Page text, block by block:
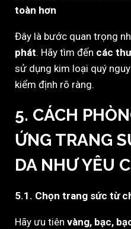
toàn hơn
Đây là bước quan trọng
phát. Hãy tìm đến các
sử dụng kim loại quý
kiểm định rõ ràng.
5. CÁCH
ỨNG TRANG
DA NHƯ YÊU
5.1. Chọn trang sức từ
Hãy ưu tiên vàng, bạc,